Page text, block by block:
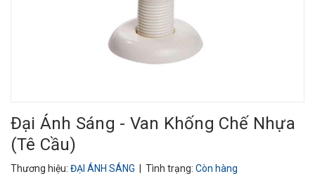
Đại Ánh Sáng - Van Khống Chế Nhựa
(Tê Cầu)
Thương hiệu: ĐẠI ÁNH SÁNG | Tình trạng: Còn hàng